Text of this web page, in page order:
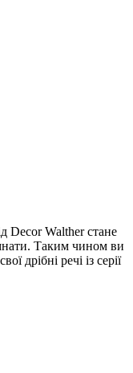
Decor Walther стане
Таким чином ви
дрібні речі із серії